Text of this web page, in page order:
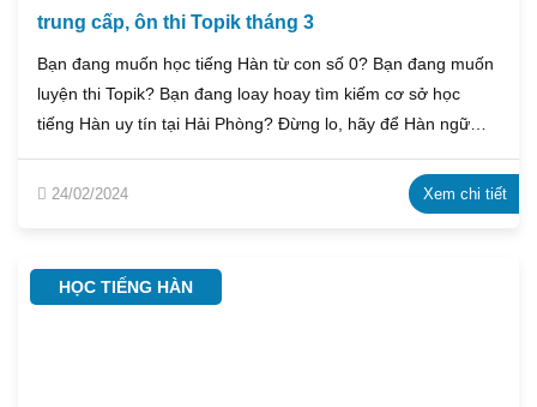
trung cấp, ôn thi Topik tháng 3
Bạn đang muốn học tiếng Hàn từ con số 0? Bạn đang muốn
luyện thi Topik? Bạn đang loay hoay tìm kiếm cơ sở học
tiếng Hàn uy tín tại Hải Phòng? Đừng lo, hãy để Hàn ngữ
báo về việc khai giảng lớp tiếng Hàn Sơ Cấp, Trung Cấp,
24/02/2024 Xem chi tiết
HỌC TIẾNG HÀN